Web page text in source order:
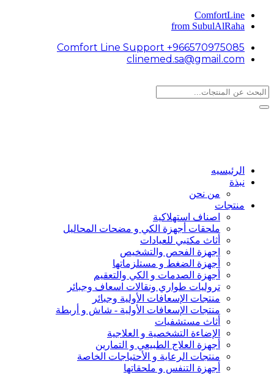
ComfortLine
from SubulAlRaha
Comfort Line Support +966570975085
clinemed.sa@gmail.com
الرئيسيه
نبذة
من نحن
منتجات
اصناف استهلاكية
ملحقات أجهزة الكي و مضحات المحاليل
أثاث مكتبي للعيادات
اجهزة الفحص والتشخيص
أجهزة الضغط و مستلزماتها
أجهزة الصدمات و الكي والتعقيم
تروليات طواري ونقالات اسعاف وجبائر
منتجات الإسعافات الأولية وجبائر
منتجات الإسعافات الأولية - شاش و أربطة
أثاث مستشفيات
الإضاءة التشخصية و العلاجية
أجهزة العلاج الطبيعي و التمارين
منتجات الرعاية و الأحتياجات الخاصة
أجهزة التنفس و ملحقاتها